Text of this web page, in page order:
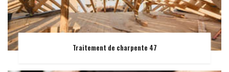
Traitement de charpente 47